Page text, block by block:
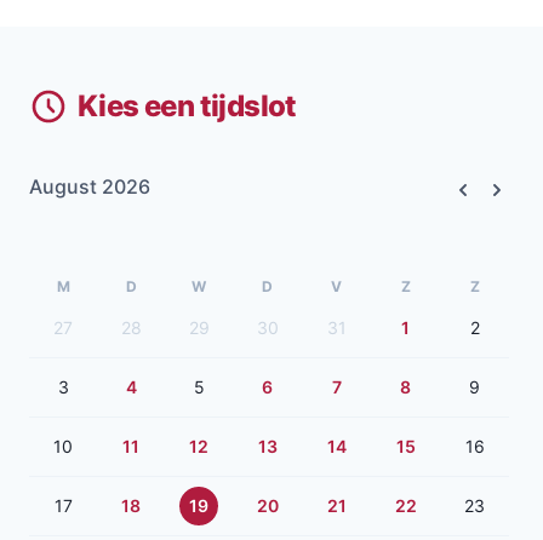
Kies een tijdslot
August 2026
M D W D V Z Z
27 28 29 30 31 1 2
3 4 5 6 7 8 9
10 11 12 13 14 15 16
17 18 19 20 21 22 23